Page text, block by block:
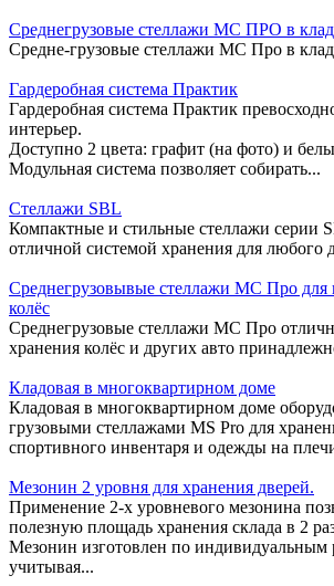
Среднегрузовые стеллажи МС ПРО в
Средне-грузовые стеллажи МС Про в
Гардеробная система Практик
Гардеробная система Практик
интерьер.
Доступно 2 цвета: графит (на фото) и
Модульная система позволяет собирать...
Стеллажи SBL
Компактные и стильные стеллажи серии
отличной системой хранения для любого
Среднегрузовывые стеллажи МС Про для
колёс
Среднегрузовые стеллажи МС Про
хранения колёс и других авто
Кладовая в многоквартирном доме
Кладовая в многоквартирном доме
грузовыми стеллажами MS Pro для
спортивного инвентаря и одежды на
Мезонин 2 уровня для хранения дверей.
Применение 2-х уровневого мезонина
полезную площадь хранения склада в 2
Мезонин изготовлен по индивидуальным
учитывая...